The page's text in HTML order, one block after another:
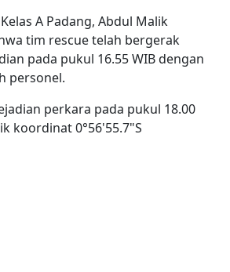
A Padang, Abdul Malik
tim rescue telah bergerak
pada pukul 16.55 WIB dengan
personel.
perkara pada pukul 18.00
koordinat 0°56'55.7"S